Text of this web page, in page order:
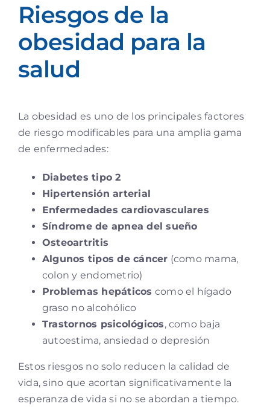
Riesgos de la
obesidad para la
salud
La obesidad es uno de los principales factores
de riesgo modificables para una amplia gama
de enfermedades:
Diabetes tipo 2
Hipertensión arterial
Enfermedades cardiovasculares
Síndrome de apnea del sueño
Osteoartritis
Algunos tipos de cáncer (como mama,
colon y endometrio)
Problemas hepáticos como el hígado
graso no alcohólico
Trastornos psicológicos, como baja
autoestima, ansiedad o depresión
Estos riesgos no solo reducen la calidad de
vida, sino que acortan significativamente la
esperanza de vida si no se abordan a tiempo.